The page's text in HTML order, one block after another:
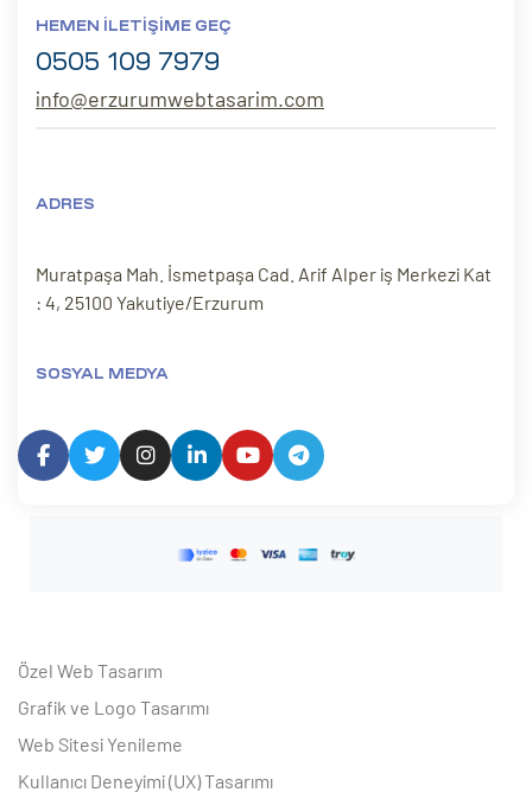
HEMEN İLETIŞIME GEÇ
0505 109 7979
info@erzurumwebtasarim.com
ADRES
Muratpaşa Mah. İsmetpaşa Cad. Arif Alper iş Merkezi Kat
: 4, 25100 Yakutiye/Erzurum
SOSYAL MEDYA
Özel Web Tasarım
Grafik ve Logo Tasarımı
Web Sitesi Yenileme
Kullanıcı Deneyimi (UX) Tasarımı